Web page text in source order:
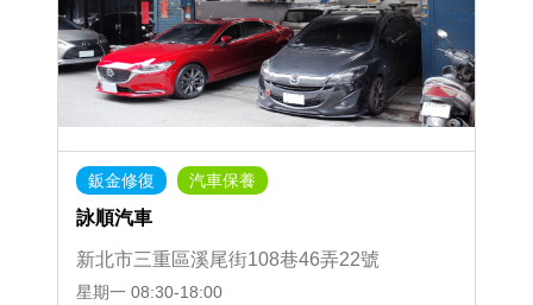
鈑金修復 汽車保養
詠順汽車
新北市三重區溪尾街108巷46弄22號
星期一 08:30-18:00